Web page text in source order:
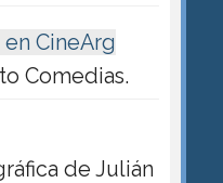
en CineArg
Comedias.
de Julián